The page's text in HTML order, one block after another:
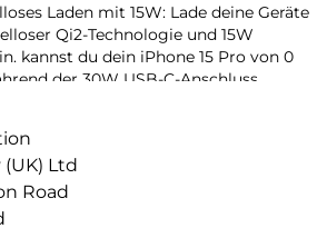
Laden mit 15W: Lade deine Geräte
Qi2-Technologie und 15W
kannst du dein iPhone 15 Pro von 0
der 30W USB-C-Anschluss
bietet.
& verbesserte Tragbarkeit: Die
UV-Finish und robustem
besonders hohen Nutzerkomfort.
Ltd
Road